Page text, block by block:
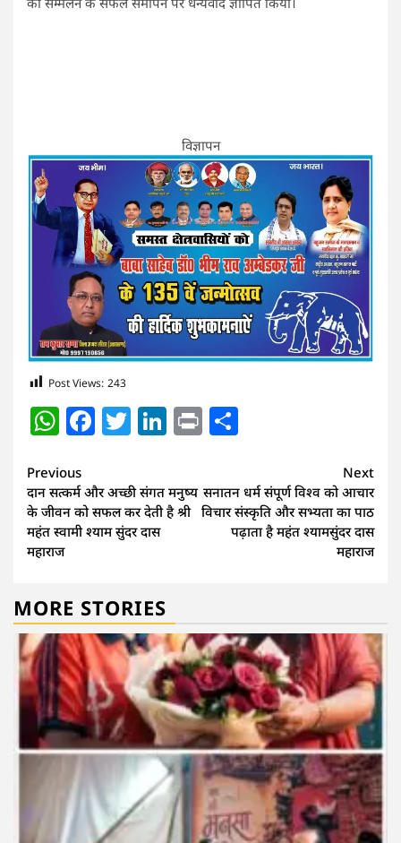
विज्ञापन
Post Views: 243
WhatsApp
Facebook
Twitter
LinkedIn
Print
Continue
Reading
Previous
दान सत्कर्म और अच्छी संगत मनुष्य
के जीवन को सफल कर देती है श्री
महंत स्वामी श्याम सुंदर दास
महाराज
Next
सनातन धर्म संपूर्ण विश्व को आचार
विचार संस्कृति और सभ्यता का पाठ
पढ़ाता है महंत श्यामसुंदर दास
महाराज
MORE STORIES